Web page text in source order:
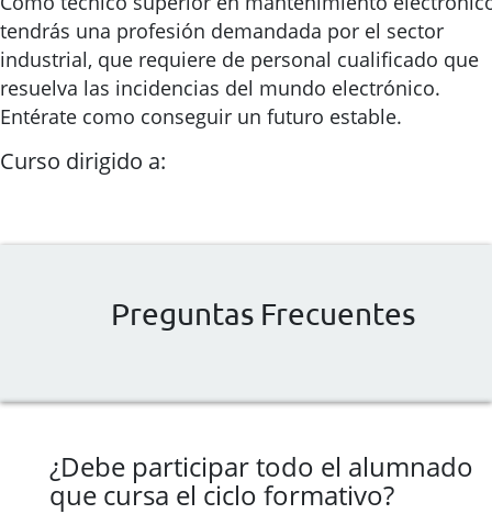
tendrás una profesión demandada por el sector
industrial, que requiere de personal cualificado que
resuelva las incidencias del mundo electrónico.
Entérate como conseguir un futuro estable.
Curso dirigido a:
Preguntas Frecuentes
¿Debe participar todo el alumnado
que cursa el ciclo formativo?